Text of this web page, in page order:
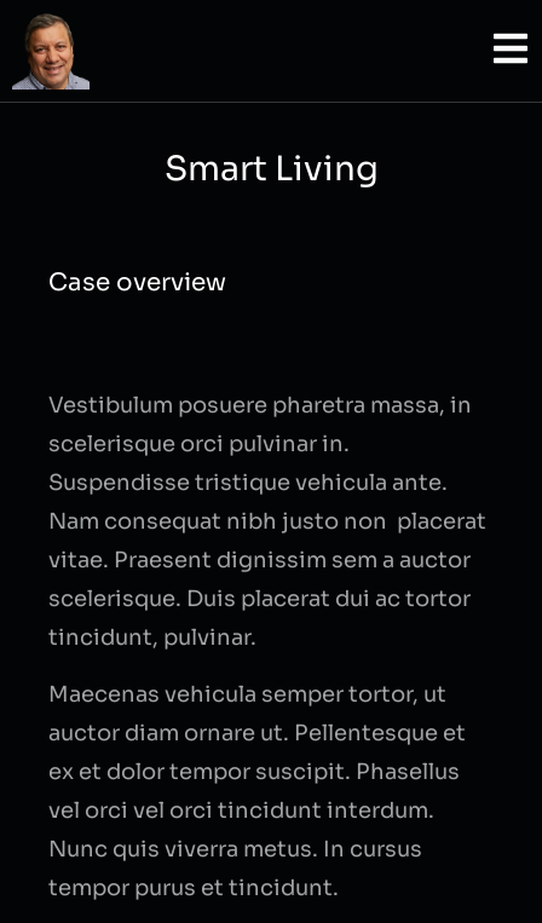
Smart Living
Case overview
Vestibulum posuere pharetra massa, in
scelerisque orci pulvinar in.
Suspendisse tristique vehicula ante.
Nam consequat nibh justo non placerat
vitae. Praesent dignissim sem a auctor
scelerisque. Duis placerat dui ac tortor
tincidunt, pulvinar.
Maecenas vehicula semper tortor, ut
auctor diam ornare ut. Pellentesque et
ex et dolor tempor suscipit. Phasellus
vel orci vel orci tincidunt interdum.
Nunc quis viverra metus. In cursus
tempor purus et tincidunt.